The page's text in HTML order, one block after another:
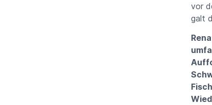
vor
galt